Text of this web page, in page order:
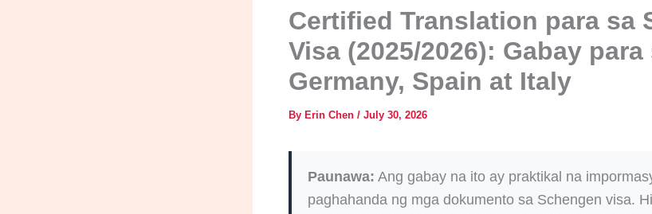
Certified Translation para sa
Visa (2025/2026): Gabay para
Germany, Spain at Italy
By Erin Chen / July 30, 2026
Paunawa: Ang gabay na ito ay praktikal na
paghahanda ng mga dokumento sa Schengen visa.